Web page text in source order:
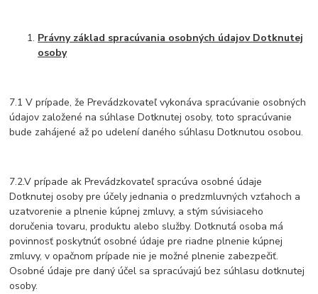
Právny základ spracúvania osobných údajov Dotknutej
osoby
7.1 V prípade, že Prevádzkovateľ vykonáva spracúvanie osobných
údajov založené na súhlase Dotknutej osoby, toto spracúvanie
bude zahájené až po udelení daného súhlasu Dotknutou osobou.
7.2.V prípade ak Prevádzkovateľ spracúva osobné údaje
Dotknutej osoby pre účely jednania o predzmluvných vzťahoch a
uzatvorenie a plnenie kúpnej zmluvy, a stým súvisiaceho
doručenia tovaru, produktu alebo služby. Dotknutá osoba má
povinnosť poskytnúť osobné údaje pre riadne plnenie kúpnej
zmluvy, v opačnom prípade nie je možné plnenie zabezpečiť.
Osobné údaje pre daný účel sa spracúvajú bez súhlasu dotknutej
osoby.